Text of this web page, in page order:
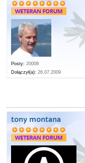
Posty: 20008
Dołączył(a): 26.07.2009
tony montana